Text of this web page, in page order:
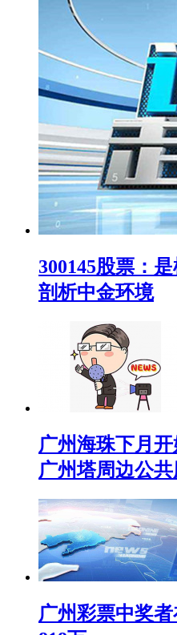
300145股票：
剖析中金环境
广州海珠下月开
广州塔周边公
广州彩票中奖